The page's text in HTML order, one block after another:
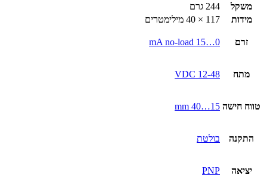
משקל
244 גרם
מידות
117 × 40 מילימטרים
זרם 0…15 mA no-load
מתח 12-48 VDC
טווח חישה 15…40 mm
התקנה בולטת
יציאה PNP